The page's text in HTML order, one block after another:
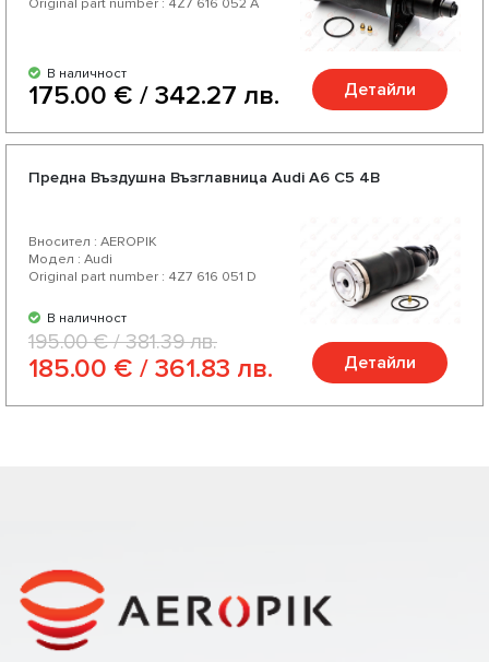
В наличност
175.00 € / 342.27 лв. Детайли
Предна Въздушна Възглавница Audi A6 C5 4B
Вносител : AEROPIK
Модел : Audi
Original part number : 4Z7 616 051 D
В наличност
195.00 € / 381.39 лв.
185.00 € / 361.83 лв. Детайли